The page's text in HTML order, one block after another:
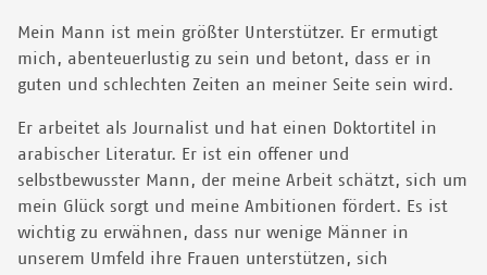
Mein Mann ist mein größter Unterstützer. Er ermutigt
mich, abenteuerlustig zu sein und betont, dass er in
guten und schlechten Zeiten an meiner Seite sein wird.
Er arbeitet als Journalist und hat einen Doktortitel in
arabischer Literatur. Er ist ein offener und
selbstbewusster Mann, der meine Arbeit schätzt, sich um
mein Glück sorgt und meine Ambitionen fördert. Es ist
wichtig zu erwähnen, dass nur wenige Männer in
unserem Umfeld ihre Frauen unterstützen, sich